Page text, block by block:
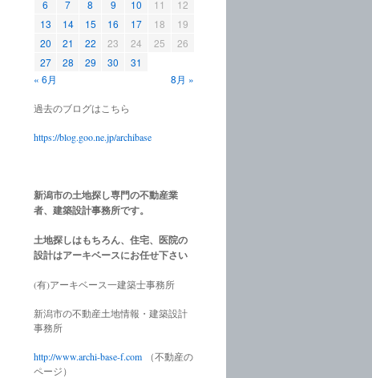
« 6月 8月 »
6
7 8 9 10 11
12
13
14 15 16 17 18
19
20
21 22 23 24 25
26
27
28 29 30 31
過去のブログはこちら
https://blog.goo.ne.jp/archibase
新潟市の土地探し専門の不動産業
者、建築設計事務所です。
土地探しはもちろん、住宅、医院の
設計はアーキベースにお任せ下さい
(有)アーキベース一建築士事務所
新潟市の不動産土地情報・建築設計
事務所
http://www.archi-base-f.com
（不動産の
ページ）